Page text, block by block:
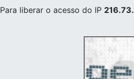
Para liberar o acesso do IP